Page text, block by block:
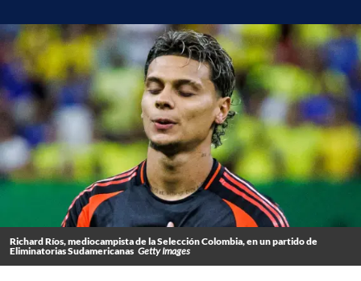
Richard Ríos, mediocampista de la Selección Colombia, en un partido de
Eliminatorias Sudamericanas Getty Images